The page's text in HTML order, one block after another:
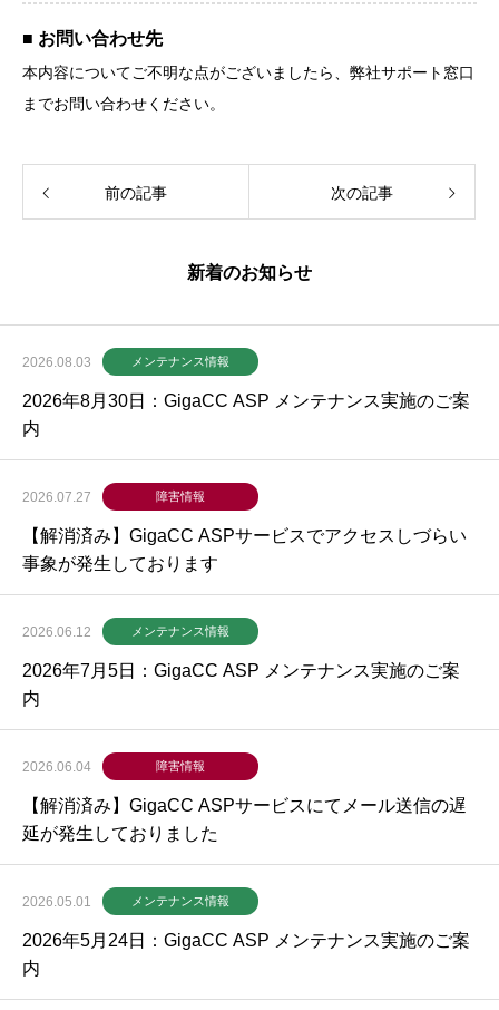
■ お問い合わせ先
本内容についてご不明な点がございましたら、弊社サポート窓口
までお問い合わせください。
前の記事 次の記事
新着のお知らせ
2026.08.03 メンテナンス情報
2026年8月30日：GigaCC ASP メンテナンス実施のご案
内
2026.07.27 障害情報
【解消済み】GigaCC ASPサービスでアクセスしづらい
事象が発生しております
2026.06.12 メンテナンス情報
2026年7月5日：GigaCC ASP メンテナンス実施のご案
内
2026.06.04 障害情報
【解消済み】GigaCC ASPサービスにてメール送信の遅
延が発生しておりました
2026.05.01 メンテナンス情報
2026年5月24日：GigaCC ASP メンテナンス実施のご案
内